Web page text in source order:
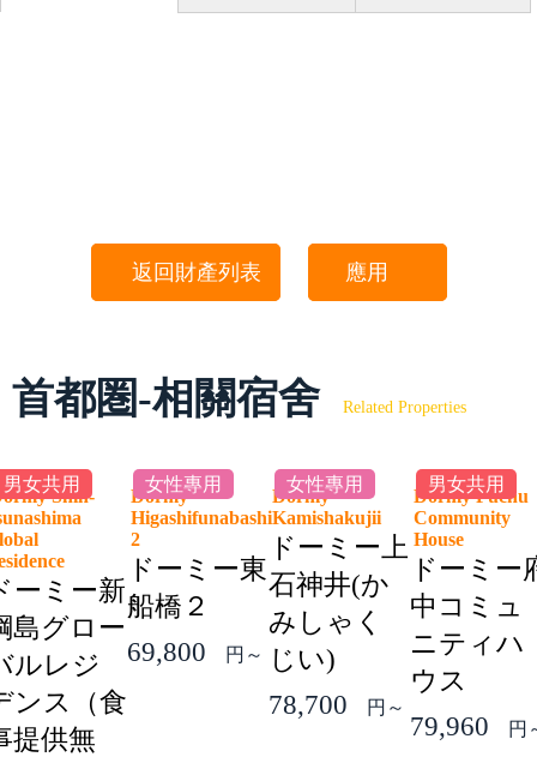
返回財產列表 應用
首都圏-相關宿舍 Related Properties
男女共用
Shin-
ーミー新
島グロー
ルレジ
ンス（食
提供無
女性專用
Dormy
Higashifunabashi
2
ドーミー東
船橋２
69,800
円～
女性專用
Dormy
Kamishakujii
ドーミー上
石神井(か
みしゃく
じい)
78,700
円～
男女共用
Dormy Fuchu
Community
House
ドーミー
中コミュ
ニティハ
ウス
79,960
円